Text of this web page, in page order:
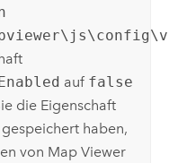
auf false
die Eigenschaft
haben,
von Map Viewer